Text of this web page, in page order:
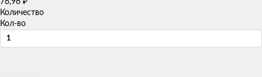
76,96
Количество
Кол-во